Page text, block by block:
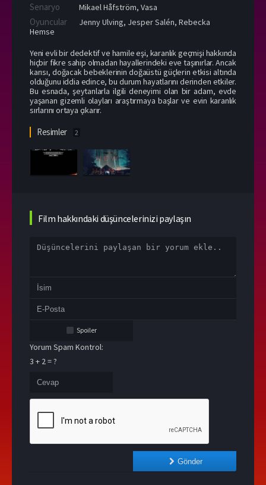
Senaryo Mikael Håfström, Vasa
Oyuncular Jenny Ulving, Jesper Salén, Rebecka
Hemse
Yeni evli bir dedektif ve hamile eşi, karanlık geçmişi hakkında
hiçbir fikre sahip olmadan hayallerindeki eve taşınırlar. Ancak
karısı, doğacak bebeklerinin doğaüstü güçlerin etkisi altında
olduğunu iddia edince, bu durum hayatlarını derinden etkiler.
Bu esnada, şeytanlarla ilgili deneyimi olan bir adam, evde
yaşanan gizemli olayları araştırmaya başlar ve evin karanlık
sırlarını ortaya çıkarır.
Resimler 2
Film hakkındaki düşüncelerinizi paylaşın
Spoiler
Yorum Spam Kontrol:
3 + 2 = ?
Gönder